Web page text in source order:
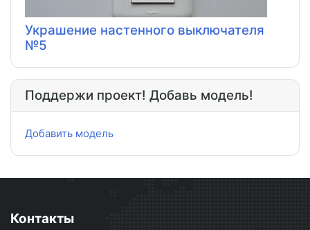
Украшение настенного выключателя
№5
Поддержи проект! Добавь модель!
Добавить модель
Контакты